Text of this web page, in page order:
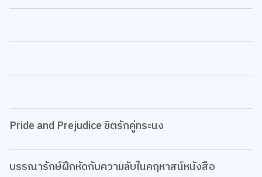
Pride and Prejudice ขิตรักคู่ทระนง
บรรณารักษ์ฝึกหัดกับความลับในคฤหาสน์หนังสือ